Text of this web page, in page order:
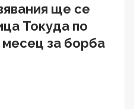
ще се
Токуда по
за борба